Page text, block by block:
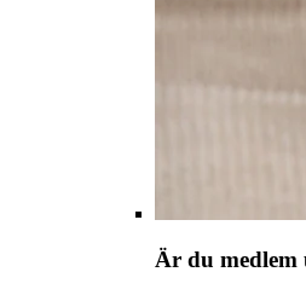
Är du